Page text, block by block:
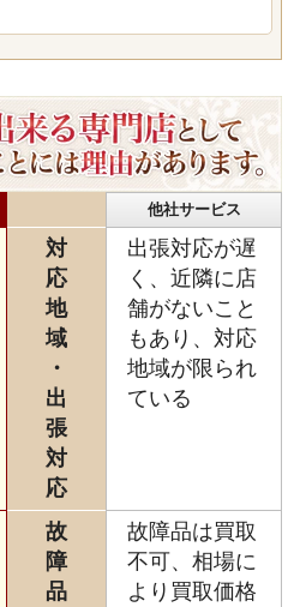
他社サービス
対
応
地
域
・
出
張
対
応
出張対応が遅
く、近隣に店
舗がないこと
もあり、対応
地域が限られ
ている
故
障
品
故障品は買取
不可、相場に
より買取価格